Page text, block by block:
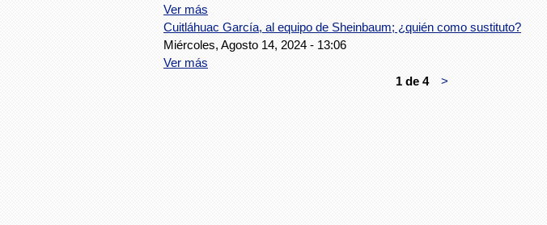
Ver más
Cuitláhuac García, al equipo de Sheinbaum; ¿quién como sustituto?
Miércoles, Agosto 14, 2024 - 13:06
Ver más
1 de 4
>